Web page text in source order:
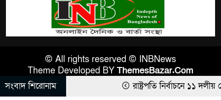
© All rights reserved © INBNews
Theme Developed BY ThemesBazar.Com
সংবাদ শিরোনাম
রাষ্ট্রপতি নির্বাচনে ১১ দলীয়